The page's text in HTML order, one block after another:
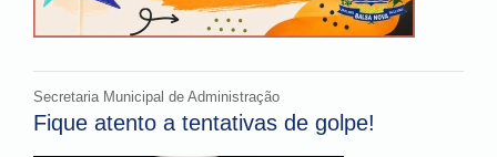
Secretaria Municipal de Administração
Fique atento a tentativas de golpe!